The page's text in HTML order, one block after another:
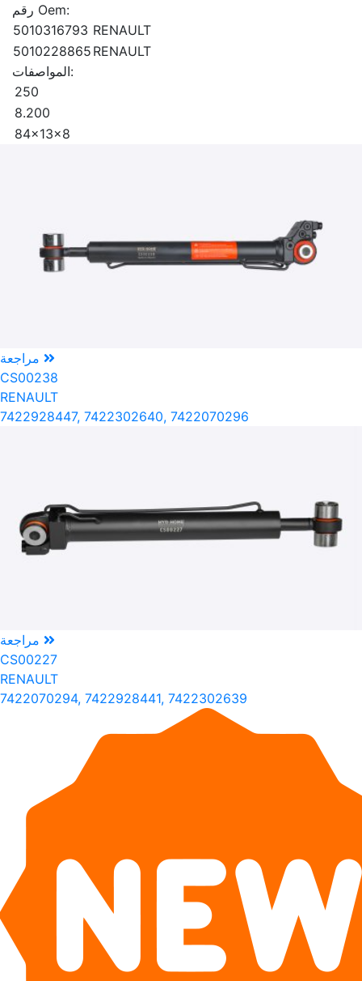
رقم Oem:
5010316793 RENAULT
5010228865 RENAULT
المواصفات:
250
8.200
84x13x8
مراجعة
CS00238
RENAULT
7422928447, 7422302640, 7422070296
مراجعة
CS00227
RENAULT
7422070294, 7422928441, 7422302639